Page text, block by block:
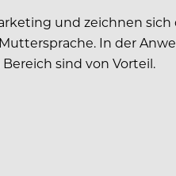
und zeichnen
In der
sind von Vorteil.